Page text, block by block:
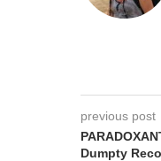
previous post
Dumpty